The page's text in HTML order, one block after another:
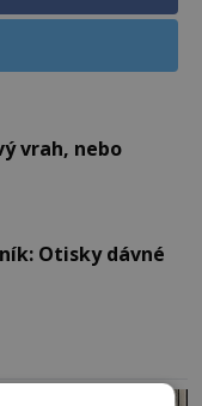
vrah, nebo
Otisky dávné